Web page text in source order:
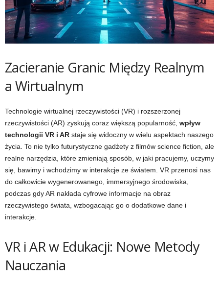
Zacieranie Granic Między Realnym
a Wirtualnym
Technologie wirtualnej rzeczywistości (VR) i rozszerzonej
rzeczywistości (AR) zyskują coraz większą popularność, wpływ
technologii VR i AR staje się widoczny w wielu aspektach naszego
życia. To nie tylko futurystyczne gadżety z filmów science fiction, ale
realne narzędzia, które zmieniają sposób, w jaki pracujemy, uczymy
się, bawimy i wchodzimy w interakcje ze światem. VR przenosi nas
do całkowicie wygenerowanego, immersyjnego środowiska,
podczas gdy AR nakłada cyfrowe informacje na obraz
rzeczywistego świata, wzbogacając go o dodatkowe dane i
interakcje.
VR i AR w Edukacji: Nowe Metody
Nauczania